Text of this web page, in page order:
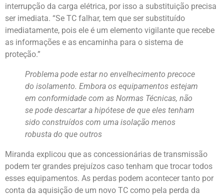
interrupção da carga elétrica, por isso a substituição precisa
ser imediata. “Se TC falhar, tem que ser substituído
imediatamente, pois ele é um elemento vigilante que recebe
as informações e as encaminha para o sistema de
proteção.”
Problema pode estar no envelhecimento precoce
do isolamento. Embora os equipamentos estejam
em conformidade com as Normas Técnicas, não
se pode descartar a hipótese de que eles tenham
sido construídos com uma isolação menos
robusta do que outros
Miranda explicou que as concessionárias de transmissão
podem ter grandes prejuízos caso tenham que trocar todos
esses equipamentos. As perdas podem acontecer tanto por
conta da aquisição de um novo TC como pela perda da